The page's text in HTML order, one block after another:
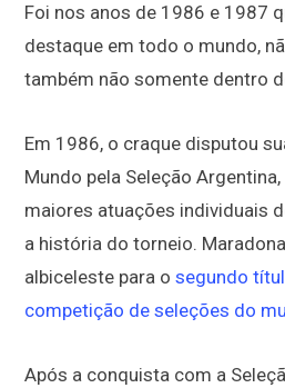
Foi nos anos de 1986 e 1987
destaque em todo o mundo,
também não somente dentro
Em 1986, o craque disputou
Mundo pela Seleção
maiores atuações individuais
a história do torneio.
albiceleste para o segundo
competição de seleções do
Após a conquista com a